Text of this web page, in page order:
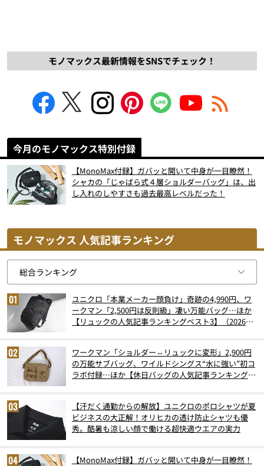
モノマックス最新情報をSNSでチェック！
今月のモノマックス特別付録
【MonoMax付録】ガバッと開いて中身が一目瞭然！
シャカの「じゃばら式４層ショルダーバッグ」は、出
し入れのしやすさも過去最高レベルだった！
モノマックス 人気記事ランキング
ユニクロ「本業メーカー顔負け」奇跡の4,990円、ワ
ークマン「2,500円は反則級」凄い万能バッグ…ほか
【リュックの人気記事ランキングベスト3】（2026年
ワークマン「ショルダー⇔リュックに変形」2,900円
の万能サブバッグ、ワイルドシングス“水に強い”初コ
ラボ付録…ほか【休日バッグの人気記事ランキングベ
【汗だく通勤からの解放】ユニクロのポロシャツが夏
ビジネスの大正解！オリヒカの透け防止シャツも優
秀。酷暑も涼しい顔で働ける超快適ウエアの実力
【MonoMax付録】ガバッと開いて中身が一目瞭然！